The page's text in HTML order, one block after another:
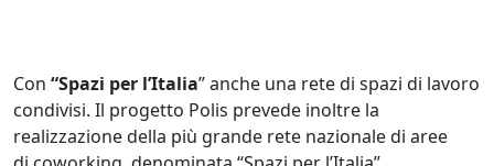
Con “Spazi per l’Italia” anche una rete di spazi di lavoro
condivisi. Il progetto Polis prevede inoltre la
realizzazione della più grande rete nazionale di aree